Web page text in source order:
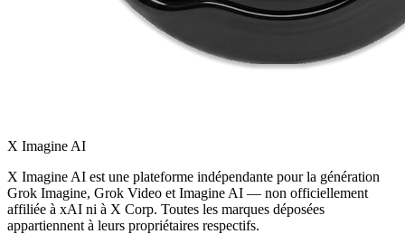
X Imagine AI
X Imagine AI est une plateforme indépendante pour la génération
Grok Imagine, Grok Video et Imagine AI — non officiellement
affiliée à xAI ni à X Corp. Toutes les marques déposées
appartiennent à leurs propriétaires respectifs.